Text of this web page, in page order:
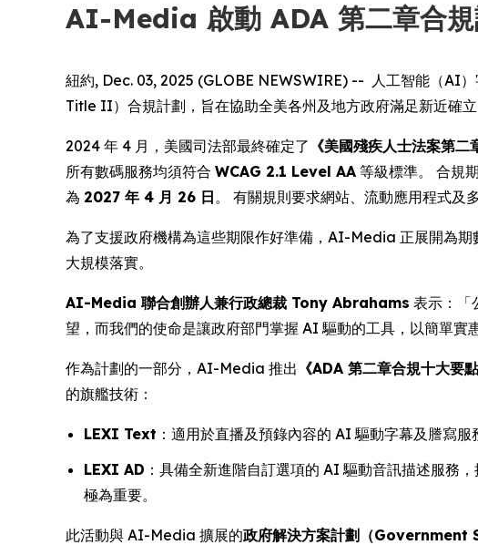
AI-Media 啟動 ADA 第二章合規
紐約, Dec. 03, 2025 (GLOBE NEWSWIRE) -- 人工智能（AI
Title II）合規計劃，旨在協助全美各州及地方政府滿足新近確立
2024 年 4 月，美國司法部最終確定了 《美國殘疾人士法案
所有數碼服務均須符合 WCAG 2.1 Level AA 等級標準。 合規
為 2027 年 4 月 26 日。 有關規則要求網站、流動應用程式及
為了支援政府機構為這些期限作好準備，AI-Media 正展開為
大規模落實。
AI-Media 聯合創辦人兼行政總裁 Tony Abrahams 表示：「
望，而我們的使命是讓政府部門掌握 AI 驅動的工具，以簡單實
作為計劃的一部分，AI-Media 推出 《ADA 第二章合規十大
的旗艦技術：
LEXI Text ：適用於直播及預錄內容的 AI 驅動字幕及謄寫
LEXI AD ：具備全新進階自訂選項的 AI 驅動音訊描述服務
極為重要。
此活動與 AI-Media 擴展的政府解決方案計劃（